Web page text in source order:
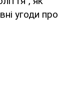
угоди про